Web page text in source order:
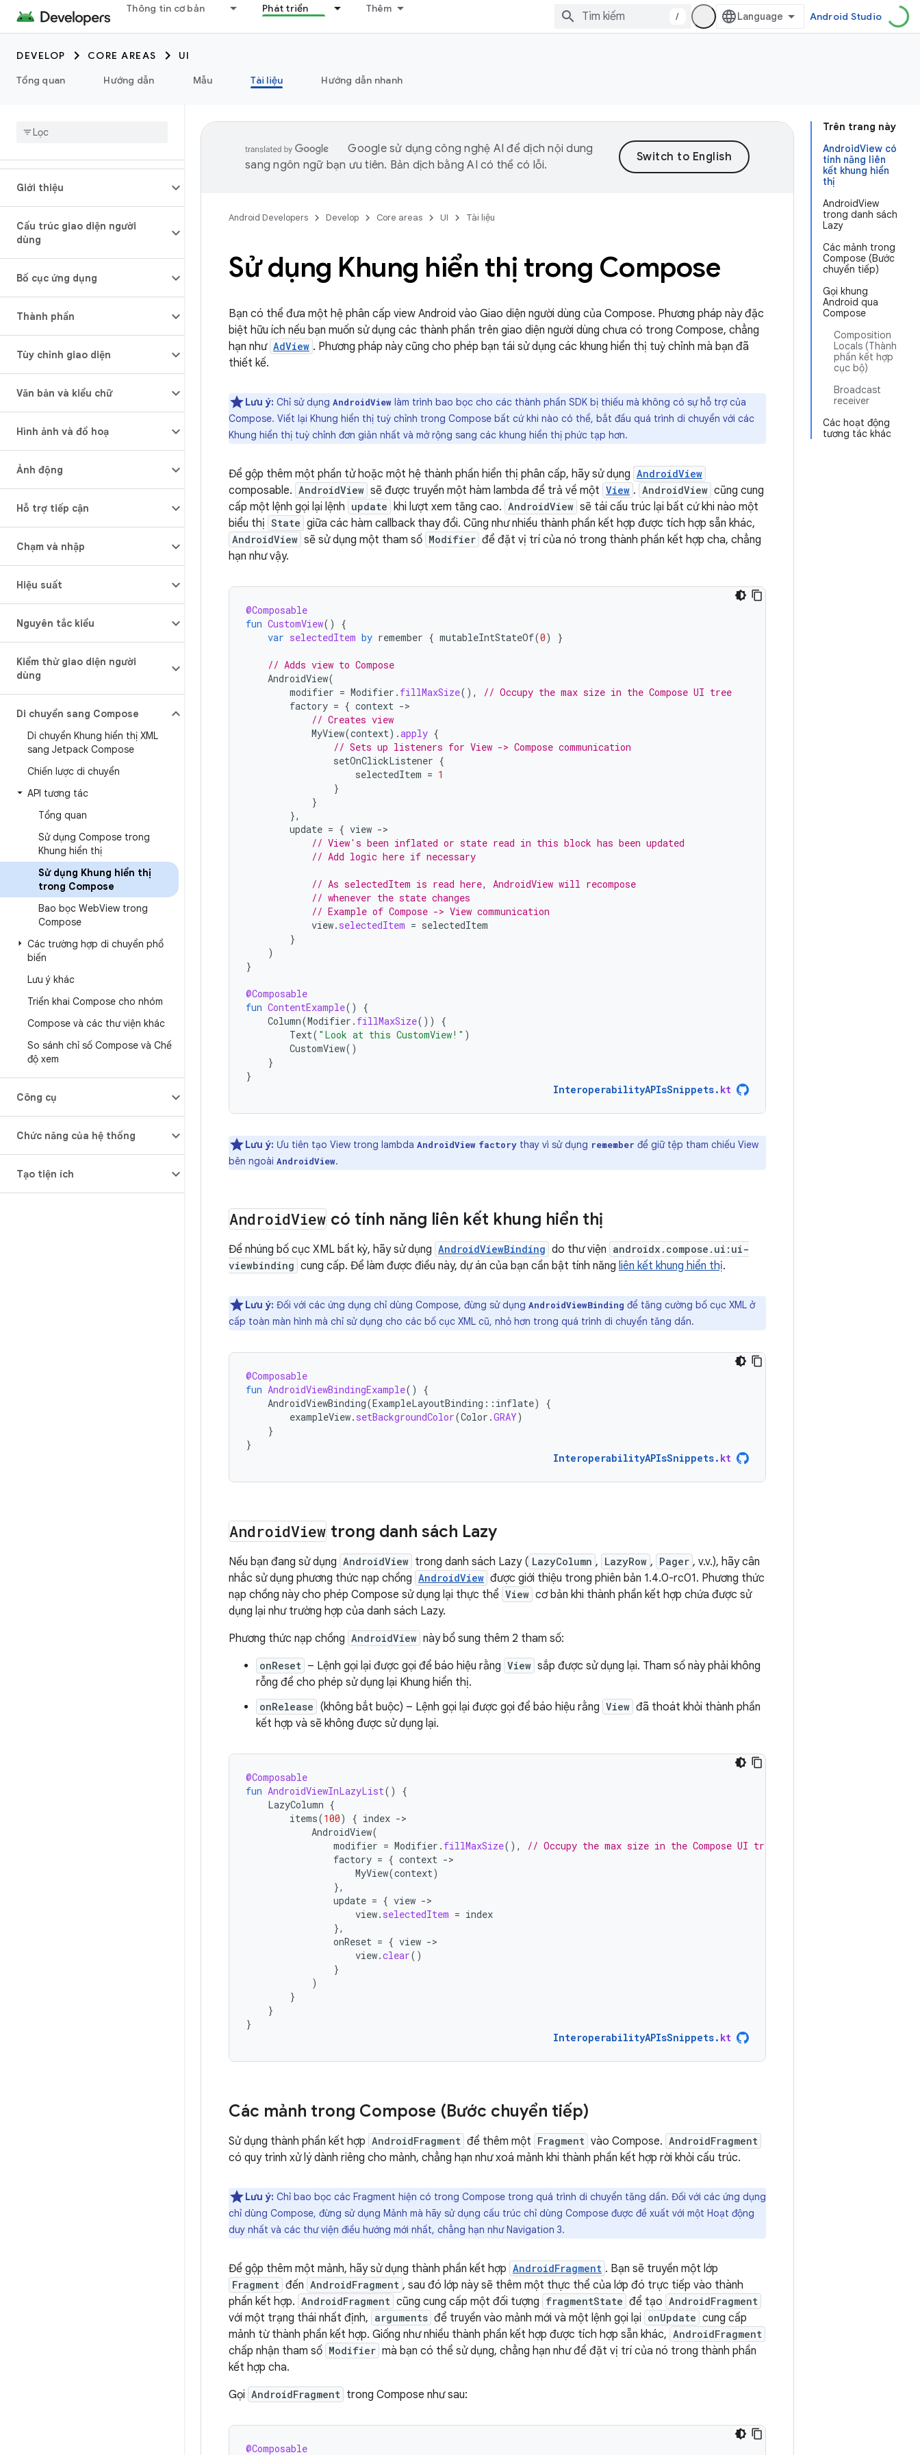
Thông tin cơ bản Phát triển Thêm
/ Android Studio
DEVELOP CORE AREAS
UI
Tổng quan
Hướng dẫn Mẫu Tài liệu Hướng dẫn nhanh
Giới thiệu
Cấu trúc giao diện người
dùng
Bố cục ứng dụng
Thành phần
Tùy chỉnh giao diện
Văn bản và kiểu chữ
Hình ảnh và đồ hoạ
Ảnh động
Hỗ trợ tiếp cận
Chạm và nhập
Hiệu suất
Nguyên tắc kiểu
Kiểm thử giao diện người
dùng
Di chuyển sang Compose
Di chuyển Khung hiển thị XML
sang Jetpack Compose
Chiến lược di chuyển
API tương tác
Tổng quan
Sử dụng Compose trong
Khung hiển thị
Sử dụng Khung hiển thị
trong Compose
Bao bọc WebView trong
Compose
Các trường hợp di chuyển phổ
biến
Lưu ý khác
Triển khai Compose cho nhóm
Compose và các thư viện khác
So sánh chỉ số Compose và Chế
độ xem
Công cụ
Chức năng của hệ thống
Tạo tiện ích
Trên trang này
AndroidView có
tính năng liên
kết khung hiển
thị
AndroidView
trong danh sách
Lazy
Các mảnh trong
Compose (Bước
chuyển tiếp)
Gọi khung
Android qua
Compose
Composition
Locals (Thành
phần kết hợp
cục bộ)
Broadcast
receiver
Các hoạt động
tương tác khác
Google sử dụng công nghệ AI để dịch nội dung
sang ngôn ngữ bạn ưu tiên. Bản dịch bằng AI có thể có lỗi.
Android Developers Develop Core areas UI Tài liệu
Sử dụng Khung hiển thị trong Compose
Bạn có thể đưa một hệ phân cấp view Android vào Giao diện người dùng của Compose. Phương pháp này đặc
biệt hữu ích nếu bạn muốn sử dụng các thành phần trên giao diện người dùng chưa có trong Compose, chẳng
hạn như AdView . Phương pháp này cũng cho phép bạn tái sử dụng các khung hiển thị tuỳ chỉnh mà bạn đã
thiết kế.
Lưu ý: Chỉ sử dụng AndroidView làm trình bao bọc cho các thành phần SDK bị thiếu mà không có sự hỗ trợ của
Compose. Viết lại Khung hiển thị tuỳ chỉnh trong Compose bất cứ khi nào có thể, bắt đầu quá trình di chuyển với các
Khung hiển thị tuỳ chỉnh đơn giản nhất và mở rộng sang các khung hiển thị phức tạp hơn.
Để gộp thêm một phần tử hoặc một hệ thành phần hiển thị phân cấp, hãy sử dụng AndroidView
composable. AndroidView sẽ được truyền một hàm lambda để trả về một View . AndroidView cũng cung
cấp một lệnh gọi lại lệnh update khi lượt xem tăng cao. AndroidView sẽ tái cấu trúc lại bất cứ khi nào một
biểu thị State giữa các hàm callback thay đổi. Cũng như nhiều thành phần kết hợp được tích hợp sẵn khác,
AndroidView sẽ sử dụng một tham số Modifier để đặt vị trí của nó trong thành phần kết hợp cha, chẳng
hạn như vậy.
@Composable
fun CustomView()
{
var selectedItem by remember { mutableIntStateOf(0) }
// Adds view to Compose
AndroidView(
modifier = Modifier . fillMaxSize(),
// Occupy the max size in the Compose UI tree
factory = { context -
// Creates view
MyView(context).apply {
// Sets up listeners for View -> Compose communication
setOnClickListener {
selectedItem = 1
}
}
},
update = { view -
// View's been inflated or state read in this block has been updated
// Add logic here if necessary
// As selectedItem is read here, AndroidView will recompose
// whenever the state changes
// Example of Compose -> View communication
view. selectedItem = selectedItem
}
)
}
@Composable
fun ContentExample()
{
Column(Modifier . fillMaxSize())
{
Text( "Look at this CustomView!" )
CustomView()
}
}
InteroperabilityAPIsSnippets. kt
Lưu ý: Ưu tiên tạo View trong lambda AndroidView factory thay vì sử dụng remember để giữ tệp tham chiếu View
bên ngoài AndroidView.
AndroidView có tính năng liên kết khung hiển thị
Để nhúng bố cục XML bất kỳ, hãy sử dụng AndroidViewBinding do thư viện androidx.compose.ui:ui-
viewbinding cung cấp. Để làm được điều này, dự án của bạn cần bật tính năng liên kết khung hiển thị.
Lưu ý: Đối với các ứng dụng chỉ dùng Compose, đừng sử dụng AndroidViewBinding để tăng cường bố cục XML ở
cấp toàn màn hình mà chỉ sử dụng cho các bố cục XML cũ, nhỏ hơn trong quá trình di chuyển tăng dần.
@Composable
fun AndroidViewBindingExample()
{
AndroidViewBinding(ExampleLayoutBinding :: inflate)
{
exampleView. setBackgroundColor(Color .GRAY)
}
}
InteroperabilityAPIsSnippets. kt
AndroidView trong danh sách Lazy
Nếu bạn đang sử dụng AndroidView trong danh sách Lazy ( LazyColumn , LazyRow , Pager , v.v.), hãy cân
nhắc sử dụng phương thức nạp chồng AndroidView được giới thiệu trong phiên bản 1.4.0-rc01. Phương thức
nạp chồng này cho phép Compose sử dụng lại thực thể View cơ bản khi thành phần kết hợp chứa được sử
dụng lại như trường hợp của danh sách Lazy.
Phương thức nạp chồng AndroidView này bổ sung thêm 2 tham số:
onReset – Lệnh gọi lại được gọi để báo hiệu rằng View sắp được sử dụng lại. Tham số này phải không
rỗng để cho phép sử dụng lại Khung hiển thị.
onRelease (không bắt buộc) – Lệnh gọi lại được gọi để báo hiệu rằng View đã thoát khỏi thành phần
kết hợp và sẽ không được sử dụng lại.
@Composable
fun AndroidViewInLazyList()
{
LazyColumn {
items(100) { index -
AndroidView(
modifier = Modifier . fillMaxSize(),
// Occupy the max size in the Compose UI tree
factory = { context -
MyView(context)
},
update = { view -
view. selectedItem = index
},
onReset = { view -
view.clear()
}
)
}
}
}
InteroperabilityAPIsSnippets. kt
Các mảnh trong Compose (Bước chuyển tiếp)
Sử dụng thành phần kết hợp AndroidFragment để thêm một Fragment vào Compose. AndroidFragment
có quy trình xử lý dành riêng cho mảnh, chẳng hạn như xoá mảnh khi thành phần kết hợp rời khỏi cấu trúc.
Lưu ý: Chỉ bao bọc các Fragment hiện có trong Compose trong quá trình di chuyển tăng dần. Đối với các ứng dụng
chỉ dùng Compose, đừng sử dụng Mảnh mà hãy sử dụng cấu trúc chỉ dùng Compose được đề xuất với một Hoạt động
duy nhất và các thư viện điều hướng mới nhất, chẳng hạn như Navigation 3.
Để gộp thêm một mảnh, hãy sử dụng thành phần kết hợp AndroidFragment . Bạn sẽ truyền một lớp
Fragment đến AndroidFragment , sau đó lớp này sẽ thêm một thực thể của lớp đó trực tiếp vào thành
phần kết hợp. AndroidFragment cũng cung cấp một đối tượng fragmentState để tạo AndroidFragment
với một trạng thái nhất định, arguments để truyền vào mảnh mới và một lệnh gọi lại onUpdate cung cấp
mảnh từ thành phần kết hợp. Giống như nhiều thành phần kết hợp được tích hợp sẵn khác, AndroidFragment
chấp nhận tham số Modifier mà bạn có thể sử dụng, chẳng hạn như để đặt vị trí của nó trong thành phần
kết hợp cha.
Gọi AndroidFragment trong Compose như sau:
@Composable